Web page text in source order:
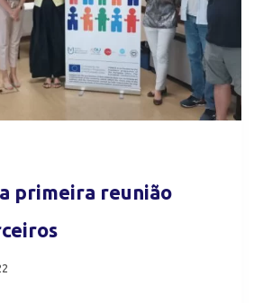
primeira reunião